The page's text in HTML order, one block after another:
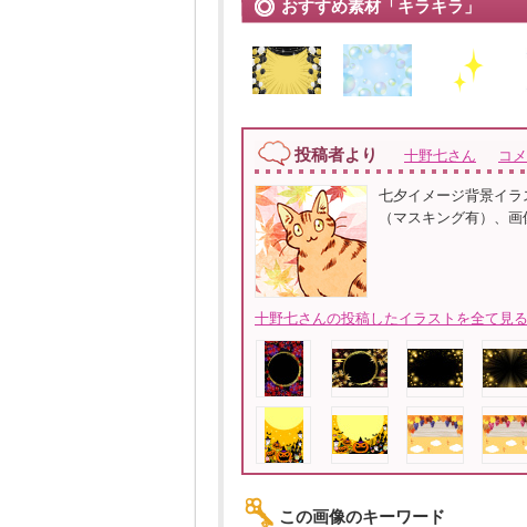
おすすめ素材「キラキラ」
投稿者より 十野七さん コ
七夕イメージ背景イ
（マスキング有）、
十野七さんの投稿したイラストを全て見る
この画像のキーワード